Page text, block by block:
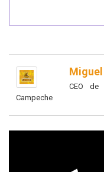
CEO de
Campeche